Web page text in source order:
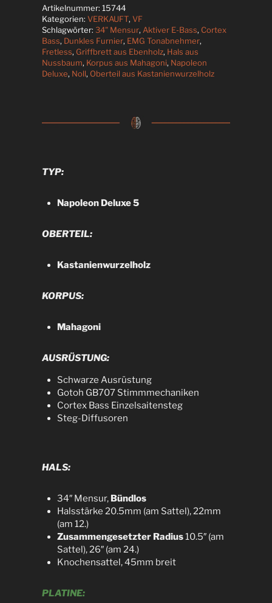
Artikelnummer: 15744
Kategorien: VERKAUFT, VF
Schlagwörter: 34" Mensur, Aktiver E-Bass, Cortex
Bass, Dunkles Furnier, EMG Tonabnehmer,
Fretless, Griffbrett aus Ebenholz, Hals aus
Nussbaum, Korpus aus Mahagoni, Napoleon
Deluxe, Noll, Oberteil aus Kastanienwurzelholz
TYP:
Napoleon Deluxe 5
OBERTEIL:
Kastanienwurzelholz
KORPUS:
Mahagoni
AUSRÜSTUNG:
Schwarze Ausrüstung
Gotoh GB707 Stimmmechaniken
Cortex Bass Einzelsaitensteg
Steg-Diffusoren
HALS:​
34″ Mensur, Bündlos
Halsstärke 20.5mm (am Sattel), 22mm
(am 12.)
Zusammengesetzter Radius10.5″ (am
Sattel), 26″ (am 24.)
Knochensattel, 45mm breit
PLATINE: